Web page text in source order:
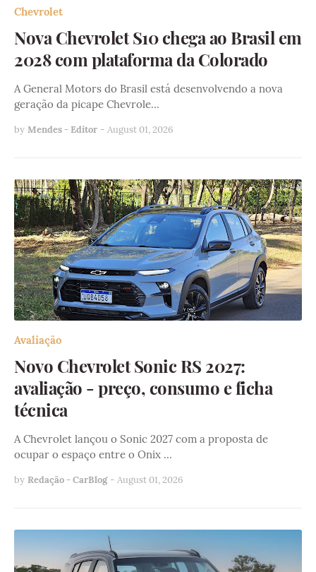
Chevrolet
Nova Chevrolet S10 chega ao Brasil em
2028 com plataforma da Colorado
A General Motors do Brasil está desenvolvendo a nova
geração da picape Chevrole…
by Mendes - Editor - August 01, 2026
Avaliação
Novo Chevrolet Sonic RS 2027:
avaliação - preço, consumo e ficha
técnica
A Chevrolet lançou o Sonic 2027 com a proposta de
ocupar o espaço entre o Onix …
by Redação - CarBlog - August 01, 2026